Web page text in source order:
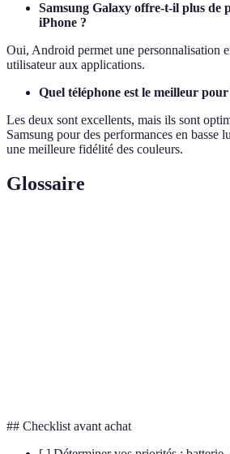
Samsung Galaxy offre-t-il plus de
iPhone ?
Oui, Android permet une personnalisation
utilisateur aux applications.
Quel téléphone est le meilleur
Les deux sont excellents, mais ils sont
Samsung pour des performances en basse
une meilleure fidélité des couleurs.
Glossaire
## Checklist avant achat